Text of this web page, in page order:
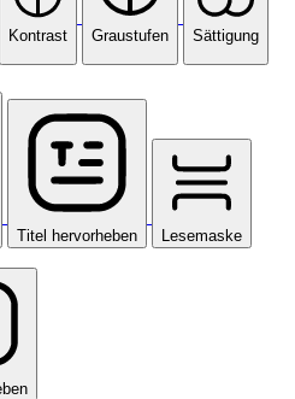
Kontrast Graustufen Sättigung
Titel hervorheben Lesemaske